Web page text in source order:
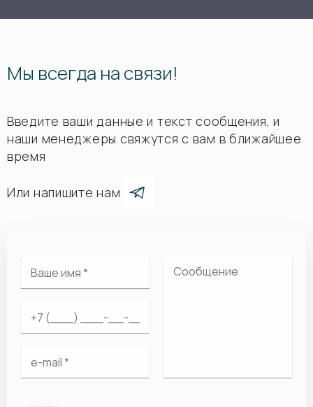
Мы всегда на связи!
Введите ваши данные и текст сообщения, и
наши менеджеры свяжутся с вам в ближайшее
время
Или напишите нам